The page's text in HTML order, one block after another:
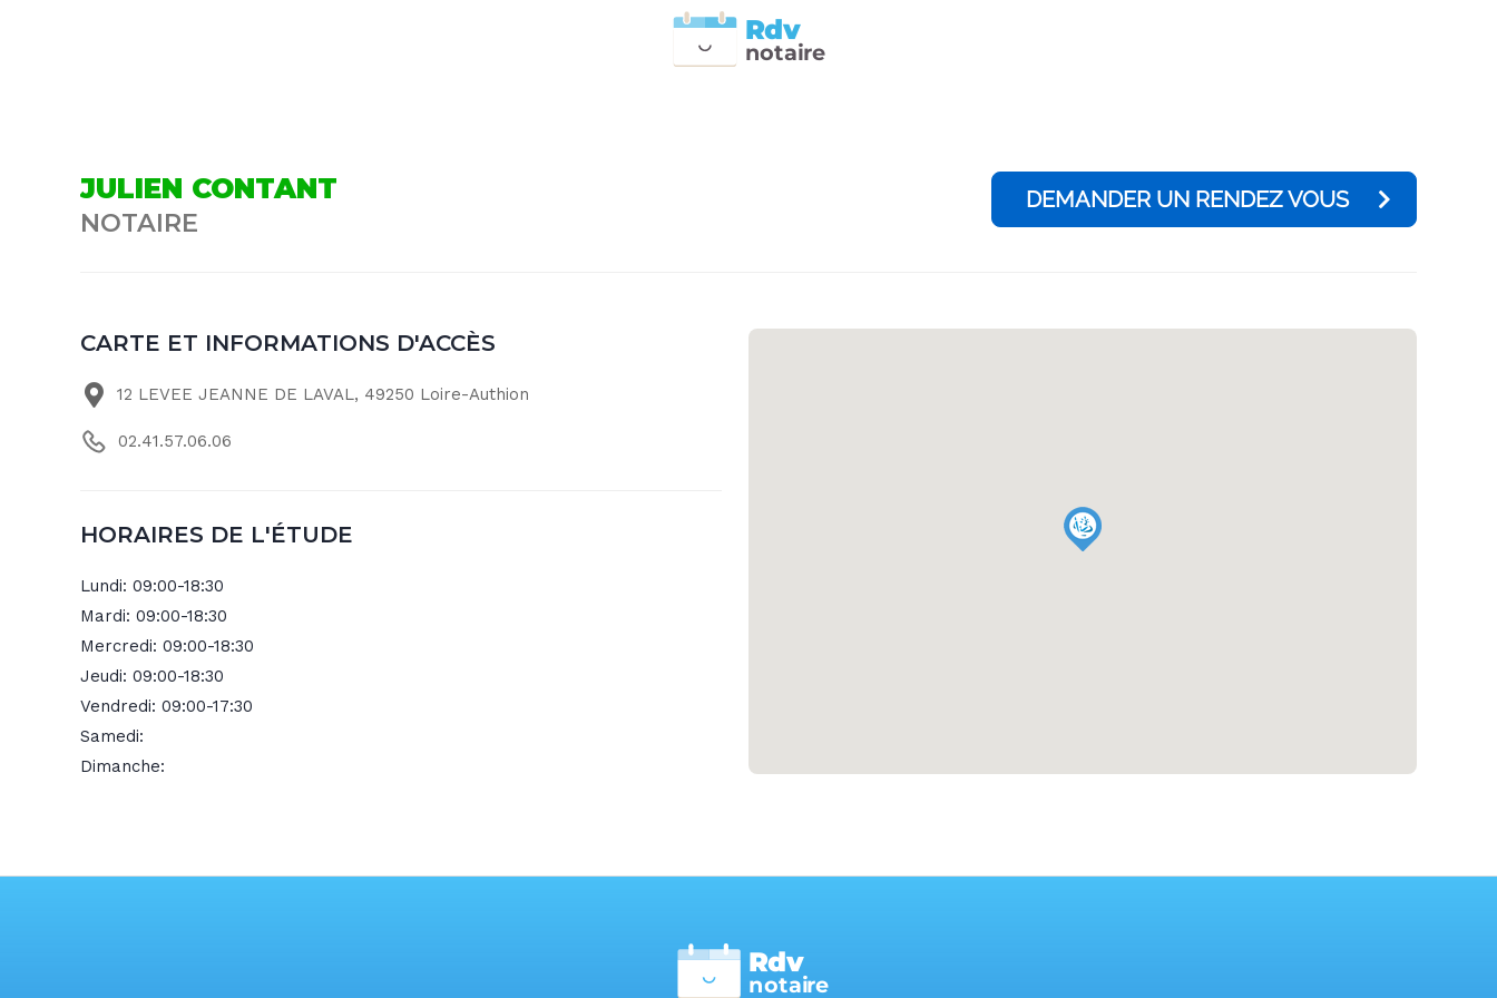
notaire
Rdv
JULIEN CONTANT
NOTAIRE
DEMANDER UN RENDEZ VOUS
CARTE ET INFORMATIONS D'ACCÈS
12 LEVEE JEANNE DE LAVAL, 49250 Loire-Authion
02.41.57.06.06
HORAIRES DE L'ÉTUDE
Lundi: 09:00-18:30
Mardi: 09:00-18:30
Mercredi: 09:00-18:30
Jeudi: 09:00-18:30
Vendredi: 09:00-17:30
Samedi:
Dimanche:
notaire
Rdv